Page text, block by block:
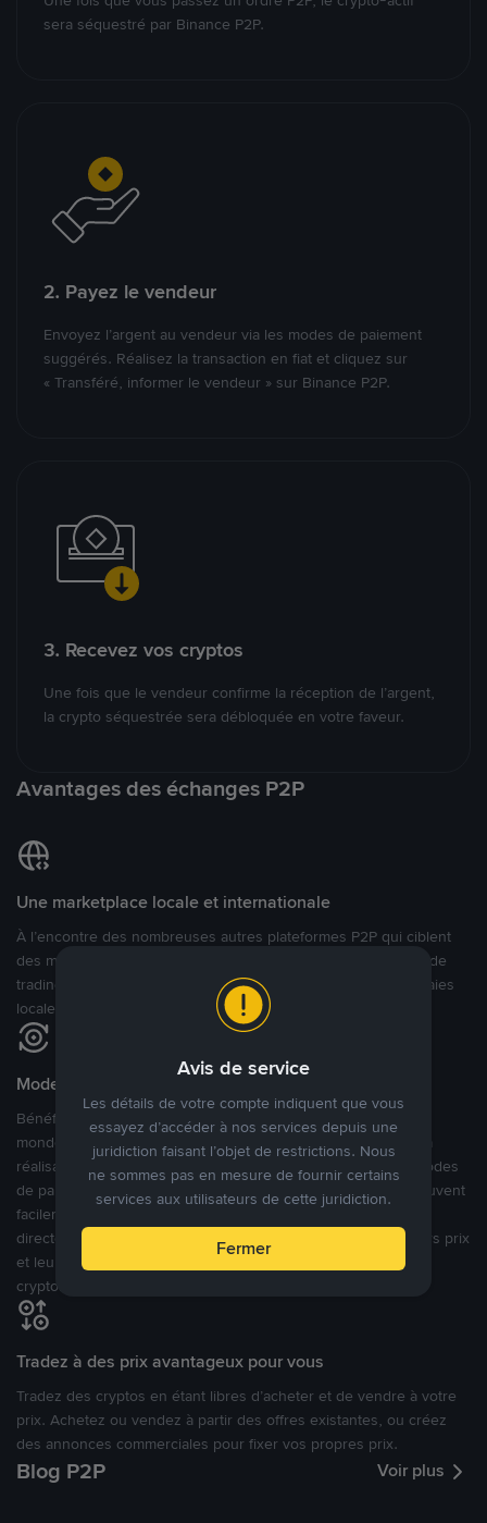
sera séquestré par Binance P2P.
2. Payez le vendeur
Envoyez l’argent au vendeur via les modes de paiement
suggérés. Réalisez la transaction en fiat et cliquez sur
« Transféré, informer le vendeur » sur Binance P2P.
3. Recevez vos cryptos
Une fois que le vendeur confirme la réception de l’argent,
la crypto séquestrée sera débloquée en votre faveur.
Avantages des échanges P2P
Une marketplace locale et internationale
À l’encontre des nombreuses autres plateformes P2P qui ciblent
des marchés spécifiques, Binance P2P offre une expérience de
trading véritablement internationale grâce à plus de 70 monnaies
locales.
Modes de paiement flexibles
Bénéficiant de la confiance de millions d’utilisateurs dans le
monde, Binance P2P fournit une plateforme sécurisée pour la
réalisation de trades en cryptomonnaies dans plus de 800 modes
de paiement et plus de 100 monnaies fiat. Les utilisateurs peuvent
facilement acheter, vendre et trader des cryptomonnaies
directement avec d’autres utilisateurs, tout en définissant leurs prix
et leurs modes de paiement préférés sur une Marketplace de
cryptomonnaies ouverte.
Tradez à des prix avantageux pour vous
Tradez des cryptos en étant libres d’acheter et de vendre à votre
prix. Achetez ou vendez à partir des offres existantes, ou créez
des annonces commerciales pour fixer vos propres prix.
Blog P2P Voir plus
Avis de service
Les détails de votre compte indiquent que vous
essayez d’accéder à nos services depuis une
juridiction faisant l’objet de restrictions. Nous
ne sommes pas en mesure de fournir certains
services aux utilisateurs de cette juridiction.
Fermer